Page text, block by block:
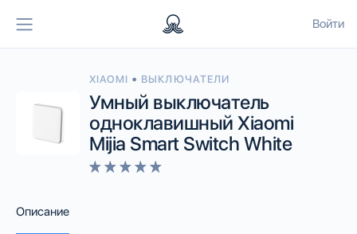
Войти
XIAOMI • ВЫКЛЮЧАТЕЛИ
Умный выключатель
одноклавишный Xiaomi
Mijia Smart Switch White
Описание